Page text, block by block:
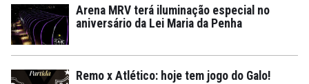
Arena MRV terá iluminação especial no
aniversário da Lei Maria da Penha
Remo x Atlético: hoje tem jogo do Galo!